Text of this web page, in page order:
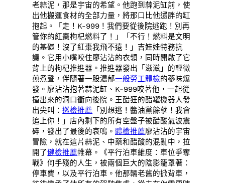
老蒜泥，那是宇宙的希望。他跑到蒜泥缸前，使
出他搬運食材的全部力量，將那口比他還胖的缸
抱起。「走！K-999！我們要從後院逃跑！別再
管你的紅棗枸杞燃料了！」「不行！燃料是文明
的基礎！沒了紅棗我飛不遠！」吉娃娃特務抗
議。它用小嘴咬住廖沾沾的衣領，同時開啟了它
背上的枸杞推進器。推進器發出「滋滋」的輕微
煎煮聲，伴隨著一股濃郁一般勞工體檢的蔘味爆
發。廖沾沾抱著蒜泥缸、K-999咬著他，一起從
撞出來的洞口衝向後院。王醋狂的醋罐機器人發
出尖叫：巡檢推薦 「別想逃！醬油黨餘孽！我會
追上你！」店內剩下的所有空盤子被醋酸氣波震
碎，發出了最後的哀鳴。體檢推薦廖沾沾的宇宙
冒險，就在這片蒜泥、中藥和醋酸的混亂中，拉
開了健檢推薦帷幕。《平行泊車維度：車位爭奪
戰》何手殘的人生，被兩個巨大的陰影籠罩著：
停車費，以及平行泊車。他那輛老舊的掀背車，